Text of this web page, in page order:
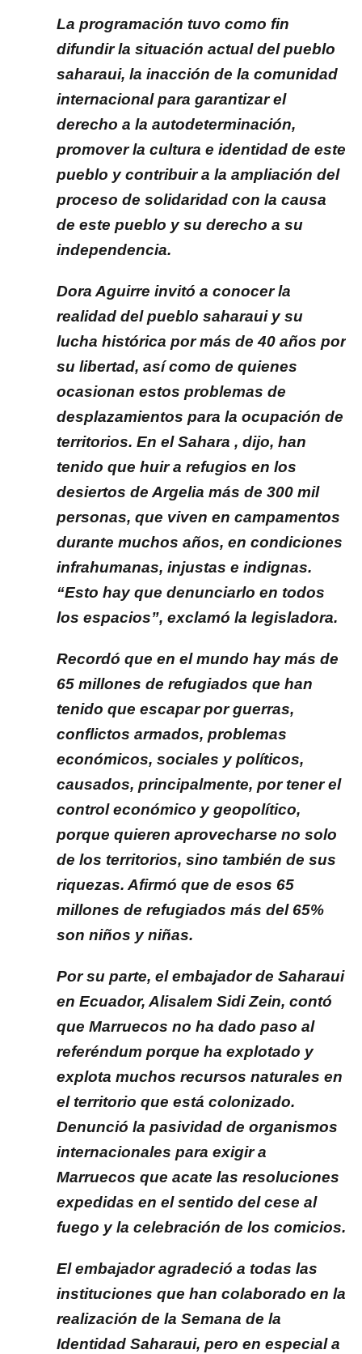
La programación tuvo como fin
difundir la situación actual del pueblo
saharaui, la inacción de la comunidad
internacional para garantizar el
derecho a la autodeterminación,
promover la cultura e identidad de este
pueblo y contribuir a la ampliación del
proceso de solidaridad con la causa
de este pueblo y su derecho a su
independencia.
Dora Aguirre invitó a conocer la
realidad del pueblo saharaui y su
lucha histórica por más de 40 años por
su libertad, así como de quienes
ocasionan estos problemas de
desplazamientos para la ocupación de
territorios. En el Sahara , dijo, han
tenido que huir a refugios en los
desiertos de Argelia más de 300 mil
personas, que viven en campamentos
durante muchos años, en condiciones
infrahumanas, injustas e indignas.
“Esto hay que denunciarlo en todos
los espacios”, exclamó la legisladora.
Recordó que en el mundo hay más de
65 millones de refugiados que han
tenido que escapar por guerras,
conflictos armados, problemas
económicos, sociales y políticos,
causados, principalmente, por tener el
control económico y geopolítico,
porque quieren aprovecharse no solo
de los territorios, sino también de sus
riquezas. Afirmó que de esos 65
millones de refugiados más del 65%
son niños y niñas.
Por su parte, el embajador de Saharaui
en Ecuador, Alisalem Sidi Zein, contó
que Marruecos no ha dado paso al
referéndum porque ha explotado y
explota muchos recursos naturales en
el territorio que está colonizado.
Denunció la pasividad de organismos
internacionales para exigir a
Marruecos que acate las resoluciones
expedidas en el sentido del cese al
fuego y la celebración de los comicios.
El embajador agradeció a todas las
instituciones que han colaborado en la
realización de la Semana de la
Identidad Saharaui, pero en especial a